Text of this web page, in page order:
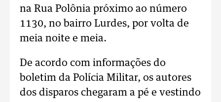
na Rua Polônia próximo ao número
1130, no bairro Lurdes, por volta de
meia noite e meia.
De acordo com informações do
boletim da Polícia Militar, os autores
dos disparos chegaram a pé e vestindo